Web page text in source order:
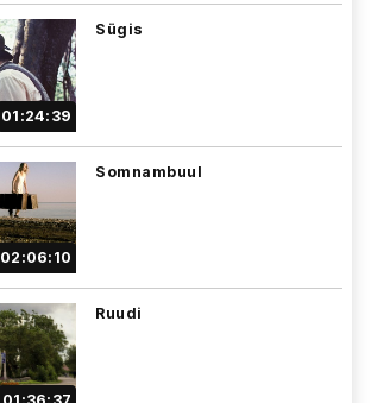
01:24:39
Sügis
02:06:10
Somnambuul
Ruudi